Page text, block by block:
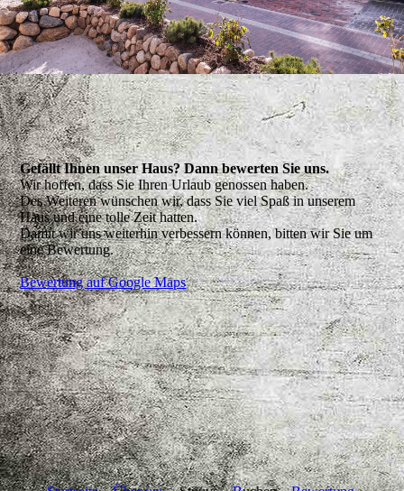
Gefällt Ihnen unser Haus? Dann bewerten Sie uns.
Wir hoffen, dass Sie Ihren Urlaub genossen haben.
Des Weiteren wünschen wir, dass Sie viel Spaß in unserem
Haus und eine tolle Zeit hatten.
Damit wir uns weiterhin verbessern können, bitten wir Sie um
eine Bewertung.
Bewertung auf Google Maps